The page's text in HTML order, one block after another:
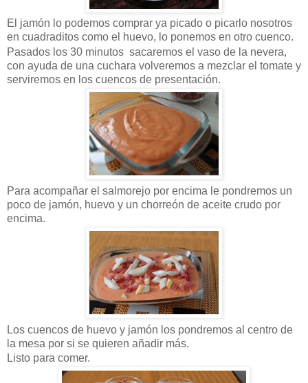
El jamón lo podemos comprar ya picado o picarlo nosotros
en cuadraditos como el huevo, lo ponemos en otro cuenco.
Pasados los 30 minutos sacaremos el vaso de la nevera,
con ayuda de una cuchara volveremos a mezclar el tomate y
serviremos en los cuencos de presentación.
Para acompañar el salmorejo por encima le pondremos un
poco de jamón, huevo y un chorreón de aceite crudo por
encima.
Los cuencos de huevo y jamón los pondremos al centro de
la mesa por si se quieren añadir más.
Listo para comer.